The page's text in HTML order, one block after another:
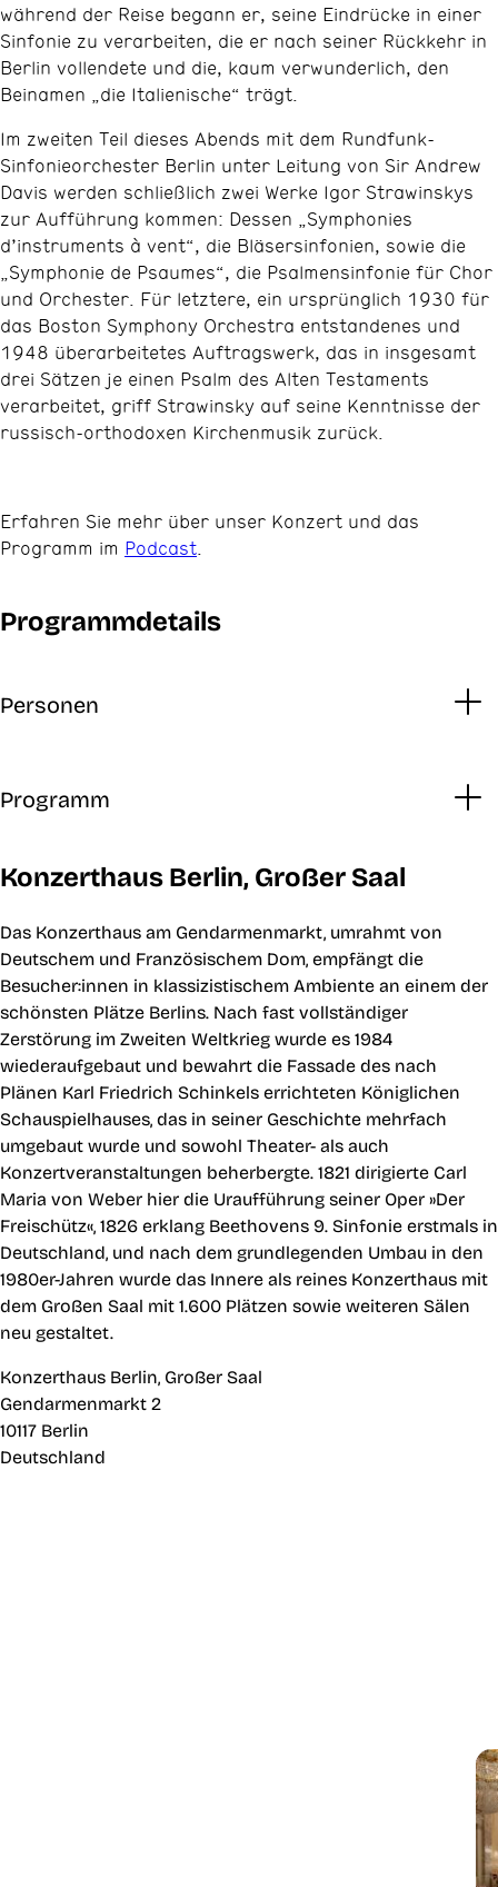
während der Reise begann er, seine Eindrücke in einer
Sinfonie zu verarbeiten, die er nach seiner Rückkehr in
Berlin vollendete und die, kaum verwunderlich, den
Beinamen „die Italienische“ trägt.
Im zweiten Teil dieses Abends mit dem Rundfunk-
Sinfonieorchester Berlin unter Leitung von Sir Andrew
Davis werden schließlich zwei Werke Igor Strawinskys
zur Aufführung kommen: Dessen „Symphonies
d’instruments à vent“, die Bläsersinfonien, sowie die
„Symphonie de Psaumes“, die Psalmensinfonie für Chor
und Orchester. Für letztere, ein ursprünglich 1930 für
das Boston Symphony Orchestra entstandenes und
1948 überarbeitetes Auftragswerk, das in insgesamt
drei Sätzen je einen Psalm des Alten Testaments
verarbeitet, griff Strawinsky auf seine Kenntnisse der
russisch-orthodoxen Kirchenmusik zurück.
Erfahren Sie mehr über unser Konzert und das
Programm im Podcast
Programmdetails
Personen
Programm
Konzerthaus Berlin, Großer Saal
Das Konzerthaus am Gendarmenmarkt, umrahmt von
Deutschem und Französischem Dom, empfängt die
Besucher:innen in klassizistischem Ambiente an einem der
schönsten Plätze Berlins. Nach fast vollständiger
Zerstörung im Zweiten Weltkrieg wurde es 1984
wiederaufgebaut und bewahrt die Fassade des nach
Plänen Karl Friedrich Schinkels errichteten Königlichen
Schauspielhauses, das in seiner Geschichte mehrfach
umgebaut wurde und sowohl Theater- als auch
Konzertveranstaltungen beherbergte. 1821 dirigierte Carl
Maria von Weber hier die Uraufführung seiner Oper »Der
Freischütz«, 1826 erklang Beethovens 9. Sinfonie erstmals in
Deutschland, und nach dem grundlegenden Umbau in den
1980er-Jahren wurde das Innere als reines Konzerthaus mit
dem Großen Saal mit 1.600 Plätzen sowie weiteren Sälen
neu gestaltet.
Konzerthaus Berlin, Großer Saal
Gendarmenmarkt 2
10117 Berlin
Deutschland